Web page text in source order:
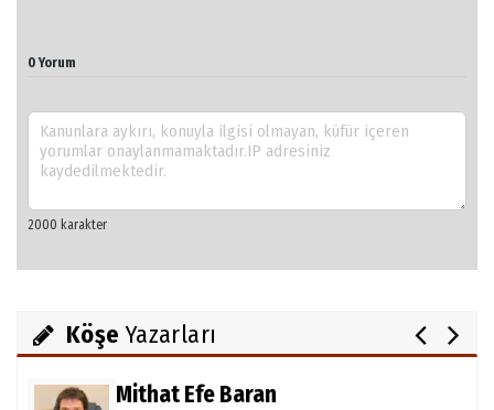
0 Yorum
Köşe Yazarları
Ali Şanlı
Skolyoz
Julia Alaettinoglu
Mithat Efe Baran